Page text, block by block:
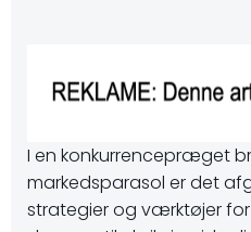
I en konkurrencepræget
markedsparasol er det
strategier og værktøjer for